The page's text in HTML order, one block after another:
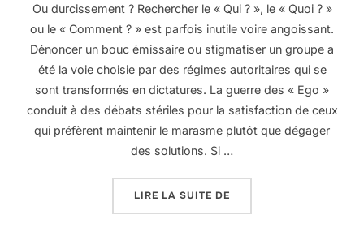
Ou durcissement ? Rechercher le « Qui ? », le « Quoi ? »
ou le « Comment ? » est parfois inutile voire angoissant.
Dénoncer un bouc émissaire ou stigmatiser un groupe a
été la voie choisie par des régimes autoritaires qui se
sont transformés en dictatures. La guerre des « Ego »
conduit à des débats stériles pour la satisfaction de ceux
qui préfèrent maintenir le marasme plutôt que dégager
des solutions. Si …
LIRE LA SUITE DE